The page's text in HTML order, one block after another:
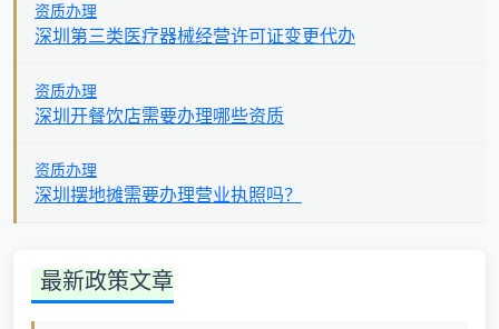
资质办理
深圳第三类医疗器械经营许可证变更代办
资质办理
深圳开餐饮店需要办理哪些资质
资质办理
深圳摆地摊需要办理营业执照吗？
最新政策文章